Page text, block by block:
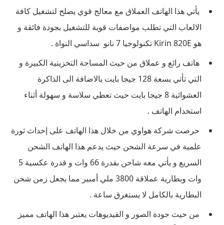
يأتي هذا الهاتف العملاق مع معالج قوي يصلح لتشغيل كافة
الالعاب التي تطلب مواصفات قوية للتشغيل بجودة فائقة و
هو Kirin 820E تكنولوجيا 7 نانو سداسي النواة .
هاتف رائع و عملاق من حيث المساحة التخزينية الكبيرة و
التي تأتي بسعة 128 جيجا بايت بالاضافة الى الذاكرة
العشوائية 8 جيجا بايت حيث تعطي سلاسة و سهولة أثناء
استخدام الهاتف .
حرصت شركة هواوي من خلال هذا الهاتف على إحداث ثورة
علمية في سرعة الشحن حيث يدعم هذا الهاتف الشحن
السريع و يأتي معه شاحن بقدرة 66 وات و قدرة عكسية 5
وات وبطارية عملاقة 3800 ملي أمبير مما يجعل زمن شحن
البطارية بالكامل لا يستغرق ساعة .
من حيث جودة الصور و الفيديوهات يعتبر هذا الهاتف مميز